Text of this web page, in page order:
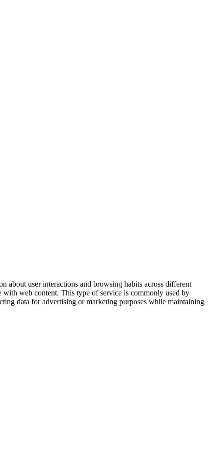
about user interactions and browsing habits across different
web content. This type of service is commonly used by
data for advertising or marketing purposes while maintaining